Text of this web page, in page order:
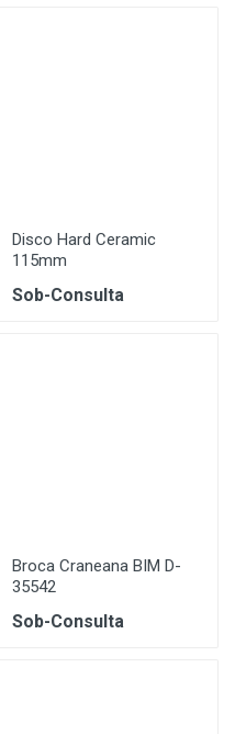
Disco Hard Ceramic
115mm
Sob-Consulta
Broca Craneana BIM D-
35542
Sob-Consulta